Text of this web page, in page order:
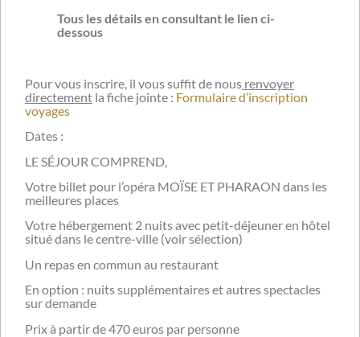
Tous les détails en consultant le lien ci-
dessous
Pour vous inscrire, il vous suffit de nous renvoyer
directement la fiche jointe : Formulaire d’inscription
voyages
Dates :
LE SÉJOUR COMPREND,
Votre billet pour l’opéra MOÏSE ET PHARAON dans les
meilleures places
Votre hébergement 2 nuits avec petit-déjeuner en hôtel
situé dans le centre-ville (voir sélection)
Un repas en commun au restaurant
En option : nuits supplémentaires et autres spectacles
sur demande
Prix à partir de 470 euros par personne